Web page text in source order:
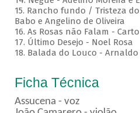
15. Rancho fundo / Tristeza
Babo e Angelino de Oliveira
16. As Rosas não Falam -
17. Último Desejo - Noel Rosa
18. Balada do Louco -
Ficha Técnica
Assucena - voz